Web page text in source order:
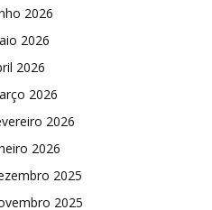
2026
2026
2026
2026
2026
2026
2025
2025